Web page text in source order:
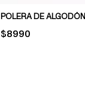
POLERA DE ALGODÓN
PRICE:
$8990